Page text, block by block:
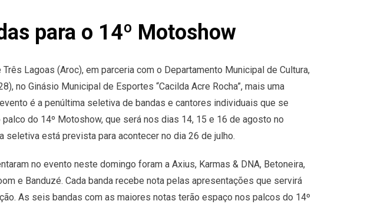
para o 14º Motoshow
Lagoas (Aroc), em parceria com o Departamento Municipal de Cultura,
no Ginásio Municipal de Esportes “Cacilda Acre Rocha”, mais uma
é a penúltima seletiva de bandas e cantores individuais que se
do 14º Motoshow, que será nos dias 14, 15 e 16 de agosto no
seletiva está prevista para acontecer no dia 26 de julho.
no evento neste domingo foram a Axius, Karmas & DNA, Betoneira,
e Banduzé. Cada banda recebe nota pelas apresentações que servirá
As seis bandas com as maiores notas terão espaço nos palcos do 14º